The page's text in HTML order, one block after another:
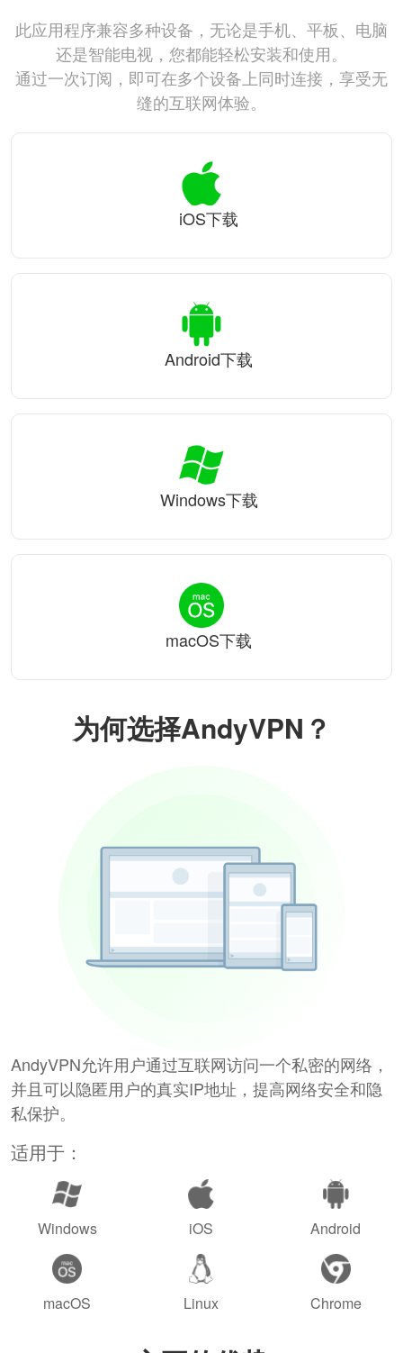
为何选择AndyVPN？
AndyVPN允许用户通过互联网访问一个私密的网络，
并且可以隐匿用户的真实IP地址，提高网络安全和隐
私保护。
适用于：
Windows iOS Android
macOS Linux Chrome
此应用程序兼容多种设备，无论是手机、平板、电脑
还是智能电视，您都能轻松安装和使用。
通过一次订阅，即可在多个设备上同时连接，享受无
缝的互联网体验。
iOS下载
Android下载
Windows下载
macOS下载